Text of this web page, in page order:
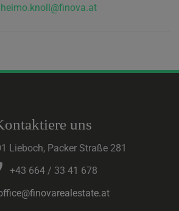
heimo.knoll@finova.at
uns
Lieboch, Packer Straße 281
+43 664 / 33 41 678